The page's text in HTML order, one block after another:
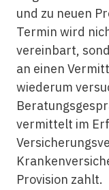
und zu neuen
Termin wird
vereinbart,
an einen
wiederum
vermittelt im
Provision zahlt.